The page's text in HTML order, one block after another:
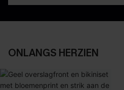
ONLANGS HERZIEN